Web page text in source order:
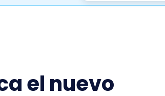
el nuevo